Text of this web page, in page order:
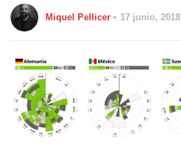
Miquel Pellicer 17 junio, 2018